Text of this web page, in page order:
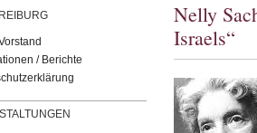
/ Berichte
Nelly
Israels“